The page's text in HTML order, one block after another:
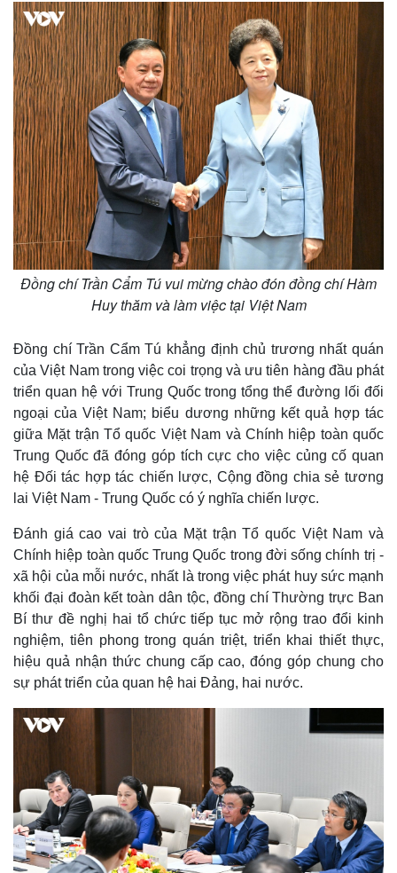
Quan sát
Cuộc sống đó đây
Hồ sơ
Infographic
Đồng chí Trần Cẩm Tú vui mừng chào đón đồng chí Hàm
Huy thăm và làm việc tại Việt Nam
Đồng chí Trần Cẩm Tú khẳng định chủ trương nhất quán
của Việt Nam trong việc coi trọng và ưu tiên hàng đầu phát
triển quan hệ với Trung Quốc trong tổng thể đường lối đối
ngoại của Việt Nam; biểu dương những kết quả hợp tác
giữa Mặt trận Tổ quốc Việt Nam và Chính hiệp toàn quốc
Trung Quốc đã đóng góp tích cực cho việc củng cố quan
hệ Đối tác hợp tác chiến lược, Cộng đồng chia sẻ tương
lai Việt Nam - Trung Quốc có ý nghĩa chiến lược.
Đánh giá cao vai trò của Mặt trận Tổ quốc Việt Nam và
Chính hiệp toàn quốc Trung Quốc trong đời sống chính trị -
xã hội của mỗi nước, nhất là trong việc phát huy sức mạnh
khối đại đoàn kết toàn dân tộc, đồng chí Thường trực Ban
Bí thư đề nghị hai tổ chức tiếp tục mở rộng trao đổi kinh
nghiệm, tiên phong trong quán triệt, triển khai thiết thực,
hiệu quả nhận thức chung cấp cao, đóng góp chung cho
sự phát triển của quan hệ hai Đảng, hai nước.